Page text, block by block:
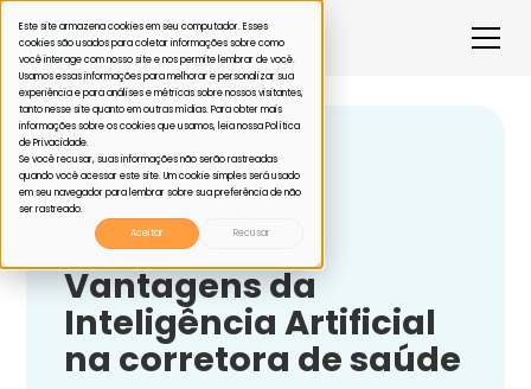
Este site armazena cookies em seu computador. Esses
cookies são usados para coletar informações sobre como
você interage com nosso site e nos permite lembrar de você.
Usamos essas informações para melhorar e personalizar sua
experiência e para análises e métricas sobre nossos visitantes,
tanto nesse site quanto em outras mídias. Para obter mais
informações sobre os cookies que usamos, leia nossa Política
de Privacidade.
Se você recusar, suas informações não serão rastreadas
quando você acessar este site. Um cookie simples será usado
em seu navegador para lembrar sobre sua preferência de não
ser rastreado.
Aceitar
Recusar
Voltar
Corretoras de saúde
Vantagens da
Inteligência Artificial
na corretora de saúde